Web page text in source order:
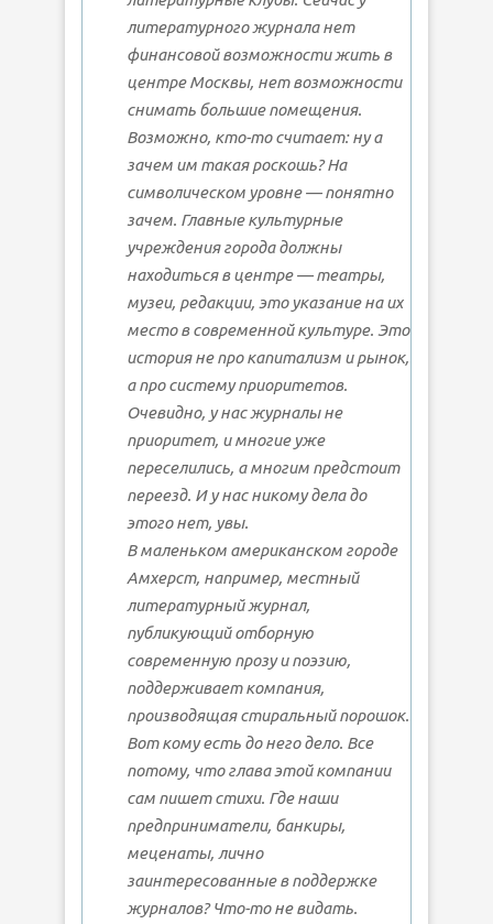
литературного журнала нет
финансовой возможности жить в
центре Москвы, нет возможности
снимать большие помещения.
Возможно, кто-то считает: ну а
зачем им такая роскошь? На
символическом уровне — понятно
зачем. Главные культурные
учреждения города должны
находиться в центре — театры,
музеи, редакции, это указание на их
место в современной культуре. Это
история не про капитализм и рынок,
а про систему приоритетов.
Очевидно, у нас журналы не
приоритет, и многие уже
переселились, а многим предстоит
переезд. И у нас никому дела до
этого нет, увы.
В маленьком американском городе
Амхерст, например, местный
литературный журнал,
публикующий отборную
современную прозу и поэзию,
поддерживает компания,
производящая стиральный порошок.
Вот кому есть до него дело. Все
потому, что глава этой компании
сам пишет стихи. Где наши
предприниматели, банкиры,
меценаты, лично
заинтересованные в поддержке
журналов? Что-то не видать.